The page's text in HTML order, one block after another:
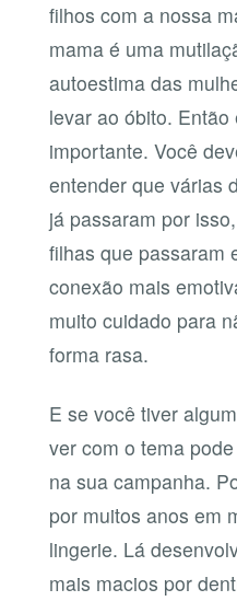
filhos com a nossa
mama é uma
autoestima das
levar ao óbito.
importante. Você
entender que várias
já passaram por
filhas que passaram
conexão mais
muito cuidado para
forma rasa.
E se você tiver
ver com o tema
na sua campanha.
por muitos anos em
lingerie. Lá
mais macios por